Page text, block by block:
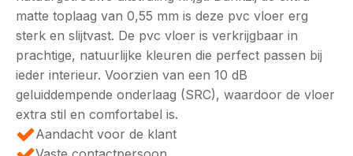
€49,95.
€46,95.
matte toplaag van 0,55 mm is deze pvc vloer erg
sterk en slijtvast. De pvc vloer is verkrijgbaar in
prachtige, natuurlijke kleuren die perfect passen bij
ieder interieur. Voorzien van een 10 dB
geluiddempende onderlaag (SRC), waardoor de vloer
extra stil en comfortabel is.
Aandacht voor de klant